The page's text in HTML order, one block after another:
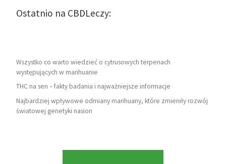
Ostatnio na CBDLeczy:
Wszystko co warto wiedzieć o cytrusowych terpenach
występujących w marihuanie
THC na sen – fakty badania i najważniejsze informacje
Najbardziej wpływowe odmiany marihuany, które zmieniły rozwój
światowej genetyki nasion